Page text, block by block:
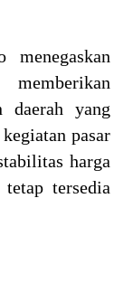
daerah yang
pasar
harga
tersedia